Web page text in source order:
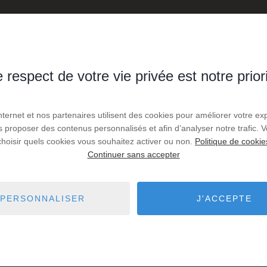
respect de votre vie privée est notre
et nos partenaires utilisent des cookies pour améliorer votre
proposer des contenus personnalisés et afin d’analyser notre trafic.
quels cookies vous souhaitez activer ou non. Politique de
Continuer sans accepter
PERSONNALISER J'ACCEPTE